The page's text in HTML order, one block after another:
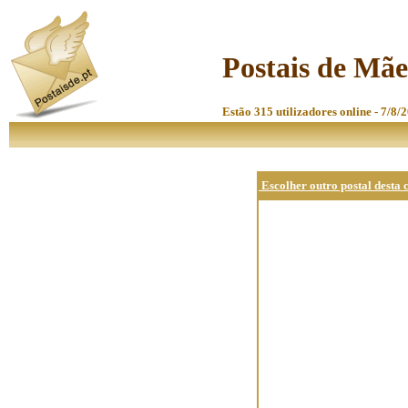
Postais de
Estão 315 utilizadores online - 7/8/
Escolher outro postal desta